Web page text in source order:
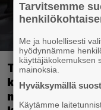
Tulevassa
matkustajalla
Tarvitsemme
Me ja huolellisesti
hyödynnämme
käyttäjäkokemuksen
mainoksia.
Hyväksymällä
Käytämme